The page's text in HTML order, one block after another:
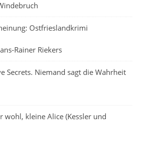
Ostfrieslandkrimi
Rainer Riekers
Secrets. Niemand sagt die Wahrheit
wohl, kleine Alice (Kessler und